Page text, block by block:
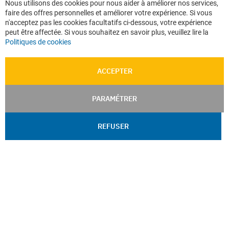
Données personnelles
Confidentialité
Plan du site
Nous utilisons des cookies pour nous aider à améliorer nos services,
faire des offres personnelles et améliorer votre expérience. Si vous
n'acceptez pas les cookies facultatifs ci-dessous, votre expérience
peut être affectée. Si vous souhaitez en savoir plus, veuillez lire la
Politiques de cookies
ACCEPTER
PARAMÉTRER
REFUSER